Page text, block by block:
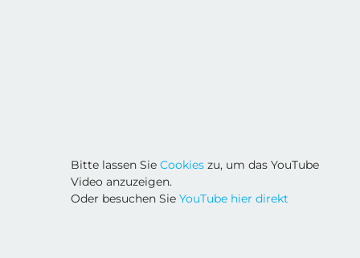
Bitte lassen SieCookies zu, um das YouTube
Video anzuzeigen.
Oder besuchen SieYouTube hier direkt